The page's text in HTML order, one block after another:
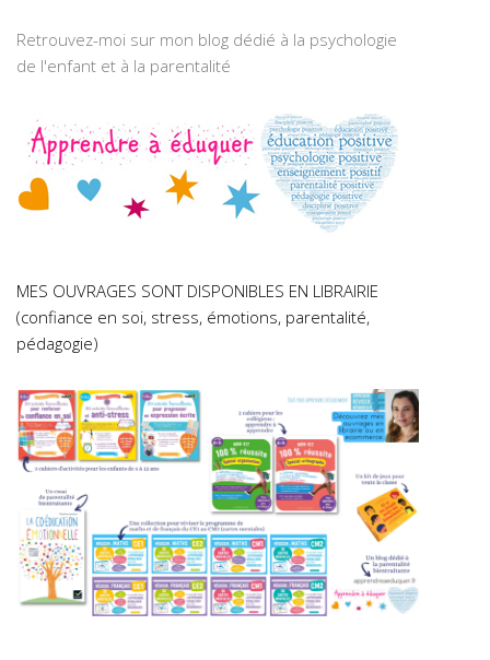
Retrouvez-moi sur mon blog dédié à la psychologie
de l'enfant et à la parentalité
MES OUVRAGES SONT DISPONIBLES EN LIBRAIRIE
(confiance en soi, stress, émotions, parentalité,
pédagogie)